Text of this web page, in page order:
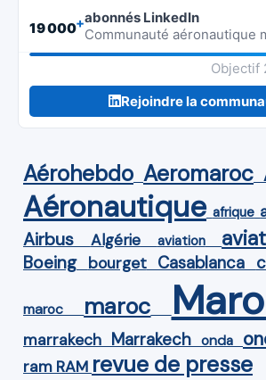
19 000+abonnés LinkedIn
Communauté aéronautique
Objectif
Rejoindre la
Aérohebdo Aeromaroc
Aéronautique afrique
Airbus Algérie aviation
Boeing bourget Casablanca
maroc maroc
marrakech Marrakech onda
ram RAM revue de presse